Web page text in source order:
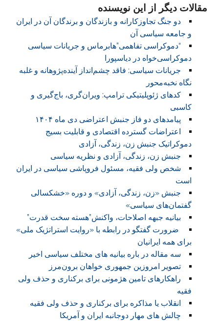
مقالات دیگر از این نویسنده
دو جنگ تجاوزکارانه و بازندگان و برندگان آن در ایران
و جامعه سیاسی آن
“دموکراسی تفاهمی”هابرماس و جریانات سیاسی
دموکراسی‌خواه در دیاسپورا
جریانات سیاسی: فاقد چشم‌انداز آینده‌پژوهانه و غلبه
نگاه نخبه‌محور
کدهای ژئوپلیتیکی ترامپ: ویران‌گری، باج‌گیری و
کاسبی
پیامدهای دو فاز جنبش اعتراضی دی ماه ۱۴۰۴
اعتراضات گسترده اقتصادی و قابلیت بسیج
دموکراتیک جنبش زن، زندگی، آزادی
جنبش زن، زندگی، آزادی و نظریه سیاسی
شخص ولی فقیه، مسئول فروپاشی سیاسی در ایران
است
جنبش «زن، زندگی، آزادی» و دوره «خشکسالی
گفتمان‌های سیاسی»
بیانیه جبهه اصلاحات، واکنش”هسته سخت قدرت”
ضرورت گفتگو در رابطه با «روایت استراتژیک ملی»
برای همه ایرانیان
سه مقاله در باره بیانیه های مختلف سیاسی اخیر
تصویر امروزین جمهوری خواهان برون‌مرز
راهکارهای تامین هژمونی برای برکناری و حذف ولی
فقیه
انقلاب یا مذاکره برای برکناری و حذف ولی فقیه
چالش های مهار دوجانبه ایران و آمریکا